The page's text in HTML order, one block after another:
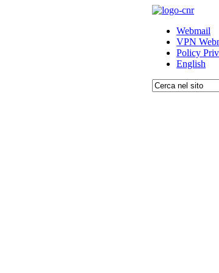
Webmail
VPN
Policy
English